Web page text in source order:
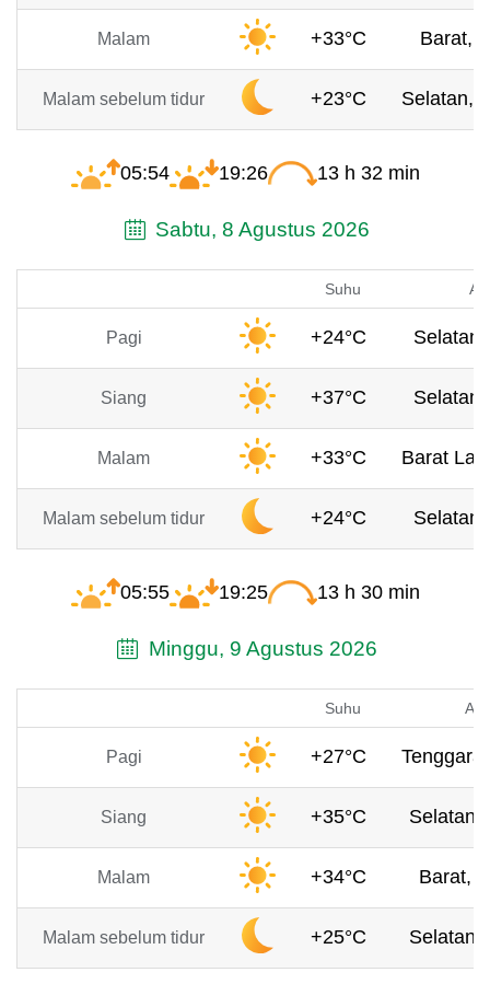
Malam +33°C Barat,
Malam sebelum tidur +23°C Selatan,
05:54 19:26 13 h 32 min
Sabtu, 8 Agustus 2026
Suhu
Pagi +24°C
Siang +37°C
Malam +33°C Barat
Malam sebelum tidur +24°C
05:55 19:25 13 h 30 min
Minggu, 9 Agustus 2026
Suhu
Pagi +27°C
Siang +35°C Selatan,
Malam +34°C Barat,
Malam sebelum tidur +25°C Selatan,